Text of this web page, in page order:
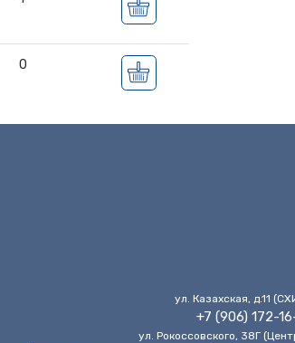
0
ул. Казахская, д.11
+7 (906) 172-
ул. Рокоссовского, 38Г